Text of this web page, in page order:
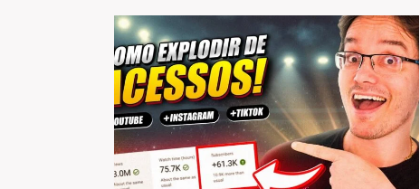
R$100
POR
DIA,
TODOS
OS
MESES
COMO